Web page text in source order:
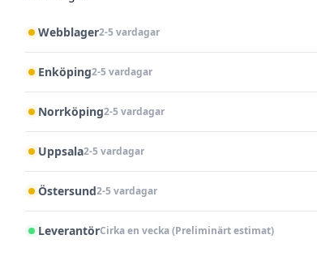
Webblager2-5 vardagar
Enköping2-5 vardagar
Norrköping2-5 vardagar
Uppsala2-5 vardagar
Östersund2-5 vardagar
LeverantörCirka en vecka (Preliminärt estimat)